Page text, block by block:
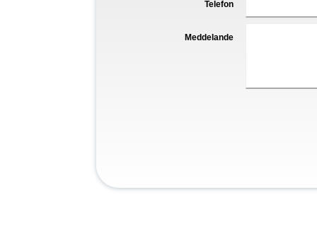
Telefon
Meddelande